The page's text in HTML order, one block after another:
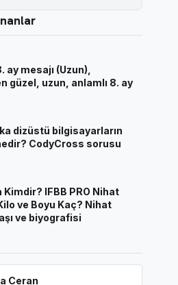
ay mesajı (Uzun),
güzel, uzun, anlamlı 8. ay
dizüstü bilgisayarların
CodyCross sorusu
Kimdir? IFBB PRO Nihat
ve Boyu Kaç? Nihat
ve biyografisi
Ceran